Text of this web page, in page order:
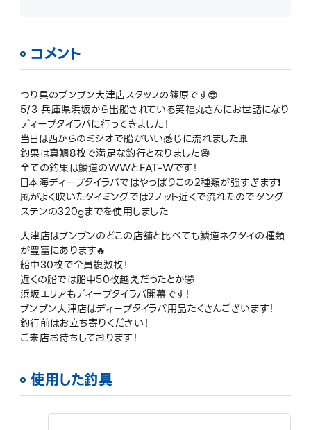
コメント
つり具のブンブン大津店スタッフの篠原です😎
5/3 兵庫県浜坂から出船されている笑福丸さんにお世話になり
ディープタイラバに行ってきました！
当日は西からのミシオで船がいい感じに流れました🚢
釣果は真鯛8枚で満足な釣行となりました😄
全ての釣果は鱗道のWWとFAT-Wです！
日本海ディープタイラバではやっぱりこの2種類が強すぎます❗️
風がよく吹いたタイミングでは2ノット近くで流れたのでタング
ステンの320gまでを使用しました
大津店はブンブンのどこの店舗と比べても鱗道ネクタイの種類
が豊富にあります🔥
船中30枚で全員複数枚！
近くの船では船中50枚越えだったとか🤣
浜坂エリアもディープタイラバ開幕です！
ブンブン大津店はディープタイラバ用品たくさんございます！
釣行前はお立ち寄りください！
ご来店お待ちしております！
使用した釣具